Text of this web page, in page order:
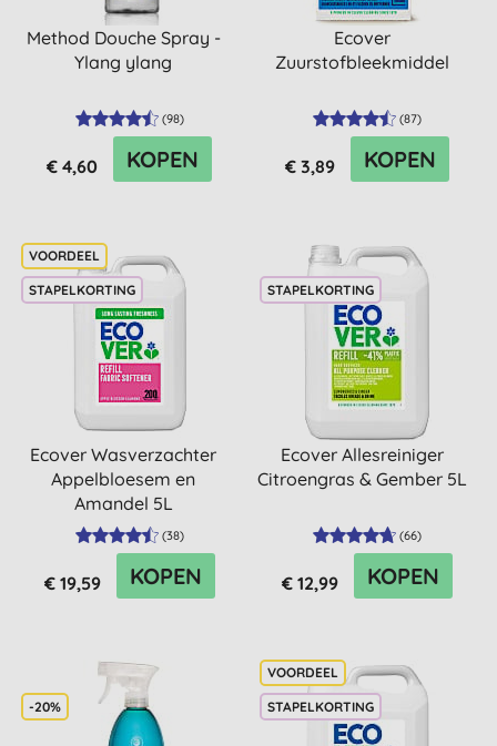
Method Douche Spray -
Ylang ylang
(98)
€ 4,60 KOPEN
Ecover
Zuurstofbleekmiddel
(87)
€ 3,89 KOPEN
STAPELKORTING
Ecover Wasverzachter
Appelbloesem en
Amandel 5L
(38)
€ 19,59 KOPEN
STAPELKORTING
Ecover Allesreiniger
Citroengras & Gember 5L
(66)
€ 12,99 KOPEN
-20% STAPELKORTING